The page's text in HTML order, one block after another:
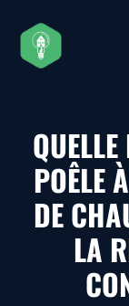
contenu
POÊLE
DE
LA